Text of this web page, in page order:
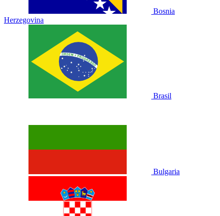
Bosnia
Herzegovina
Brasil
Bulgaria